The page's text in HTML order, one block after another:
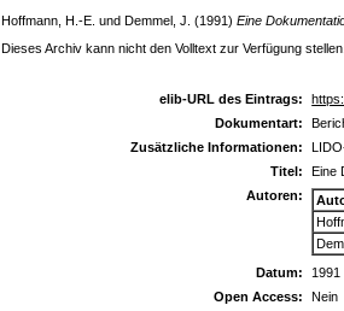
Hoffmann, H.-E. und Demmel, J. (1991) Eine
Dieses Archiv kann nicht den Volltext zur Verfügung stellen.
elib-URL des Eintrags:
Dokumentart:
Zusätzliche Informationen:
Titel:
Eine
Autoren:
Datum:
1991
Open Access:
Nein